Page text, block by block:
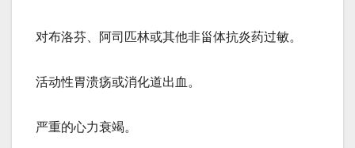
对布洛芬、阿司匹林或其他非甾体抗炎药过敏。
活动性胃溃疡或消化道出血。
严重的心力衰竭。